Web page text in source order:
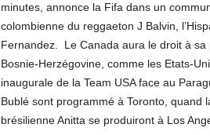
minutes, annonce la Fifa dans un
colombienne du reggaeton J Balvin,
Fernandez. Le Canada aura le droit à sa
Bosnie-Herzégovine, comme les Etats-
inaugurale de la Team USA face au
Bublé sont programmé à Toronto, quand
brésilienne Anitta se produiront à Los